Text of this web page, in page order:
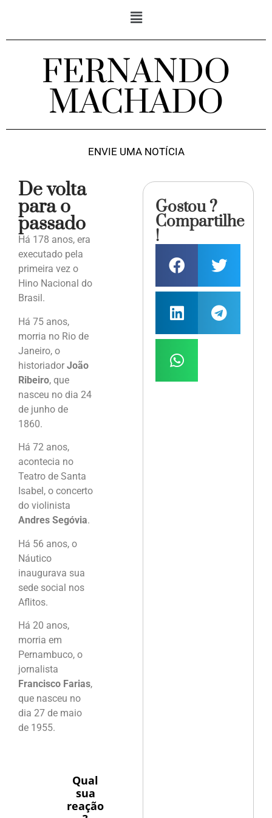
FERNANDO
MACHADO
ENVIE UMA NOTÍCIA
De volta
para o
passado
Há 178 anos, era
executado pela
primeira vez o
Hino Nacional do
Brasil.
Há 75 anos,
morria no Rio de
Janeiro, o
historiador João
Ribeiro, que
nasceu no dia 24
de junho de
1860.
Há 72 anos,
acontecia no
Teatro de Santa
Isabel, o concerto
do violinista
Andres Segóvia.
Há 56 anos, o
Náutico
inaugurava sua
sede social nos
Aflitos.
Há 20 anos,
morria em
Pernambuco, o
jornalista
Francisco Farias,
que nasceu no
dia 27 de maio
de 1955.
Qual
sua
reação
Gostou ?
Compartilhe
!